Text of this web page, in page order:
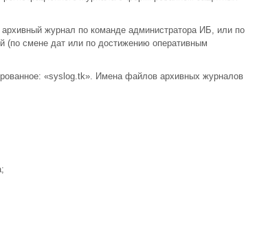
журнал по команде администратора ИБ, или по
(по смене дат или по достижению оперативным
«syslog.tk». Имена файлов архивных журналов